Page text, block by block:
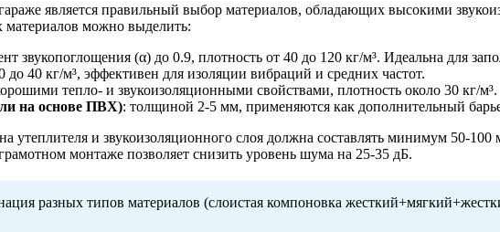
является правильный выбор материалов, обладающих высокими
можно выделить:
звукопоглощения (α) до 0.9, плотность от 40 до 120 кг/м³. Идеальна для
до 40 кг/м³, эффективен для изоляции вибраций и средних частот.
тепло- и звукоизоляционными свойствами, плотность около 30 кг/м³.
на основе ПВХ): толщиной 2-5 мм, применяются как дополнительный
и звукоизоляционного слоя должна составлять минимум 50-
монтаже позволяет снизить уровень шума на 25-35 дБ.
разных типов материалов (слоистая компоновка